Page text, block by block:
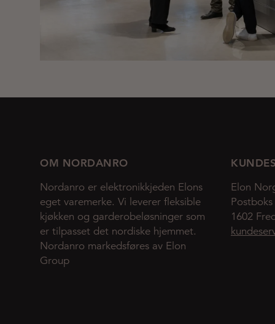
OM NORDANRO
Nordanro er elektronikkjeden Elons
eget varemerke. Vi leverer fleksible
kjøkken og garderobeløsninger som
er tilpasset det nordiske hjemmet.
Nordanro markedsføres av Elon
Group
Elon
1602